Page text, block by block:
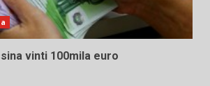
vinti 100mila euro